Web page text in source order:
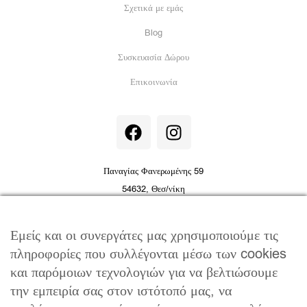
Σχετικά με εμάς
Blog
Συσκευασία Δώρου
Επικοινωνία
F
a
e
b
k
I
n
t
a
a
m
Παναγίας Φανερωμένης 59
54632, Θεσ/νίκη
ΧΡΗΣΙΜΑ
Εμείς και οι συνεργάτες μας χρησιμοποιούμε τις
πληροφορίες που συλλέγονται μέσω των cookies
και παρόμοιων τεχνολογιών για να βελτιώσουμε
την εμπειρία σας στον ιστότοπό μας, να